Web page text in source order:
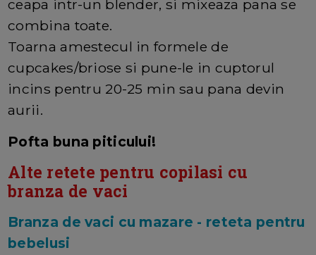
ceapa intr-un blender, si mixeaza pana se
combina toate.
Toarna amestecul in formele de
cupcakes/briose si pune-le in cuptorul
incins pentru 20-25 min sau pana devin
aurii.
Pofta buna piticului!
Alte retete pentru copilasi cu
branza de vaci
Branza de vaci cu mazare - reteta pentru
bebelusi